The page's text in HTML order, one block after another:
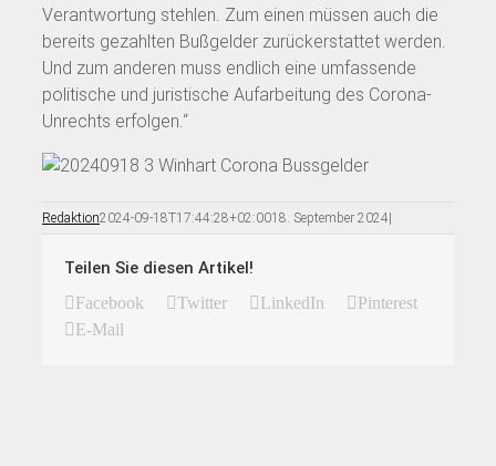
Verantwortung stehlen. Zum einen müssen auch die
bereits gezahlten Bußgelder zurückerstattet werden.
Und zum anderen muss endlich eine umfassende
politische und juristische Aufarbeitung des Corona-
Unrechts erfolgen.“
Redaktion2024-09-18T17:44:28+02:0018. September 2024|
Teilen Sie diesen Artikel!
Facebook Twitter LinkedIn
Pinterest
E-Mail